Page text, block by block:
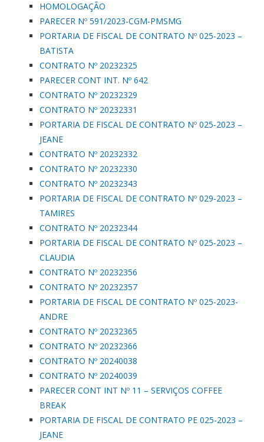
HOMOLOGAÇÃO
PARECER Nº 591/2023-CGM-PMSMG
PORTARIA DE FISCAL DE CONTRATO Nº 025-2023 –
BATISTA
CONTRATO Nº 20232325
PARECER CONT INT. Nº 642
CONTRATO Nº 20232329
CONTRATO Nº 20232331
PORTARIA DE FISCAL DE CONTRATO Nº 025-2023 –
JEANE
CONTRATO Nº 20232332
CONTRATO Nº 20232330
CONTRATO Nº 20232343
PORTARIA DE FISCAL DE CONTRATO Nº 029-2023 –
TAMIRES
CONTRATO Nº 20232344
PORTARIA DE FISCAL DE CONTRATO Nº 025-2023 –
CLAUDIA
CONTRATO Nº 20232356
CONTRATO Nº 20232357
PORTARIA DE FISCAL DE CONTRATO Nº 025-2023-
ANDRE
CONTRATO Nº 20232365
CONTRATO Nº 20232366
CONTRATO Nº 20240038
CONTRATO Nº 20240039
PARECER CONT INT Nº 11 – SERVIÇOS COFFEE
BREAK
PORTARIA DE FISCAL DE CONTRATO PE 025-2023 –
JEANE